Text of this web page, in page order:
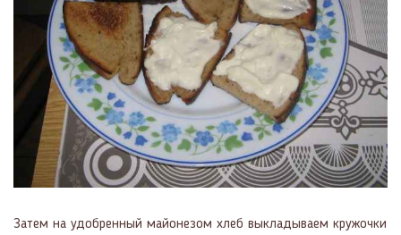
Затем на удобренный майонезом хлеб выкладываем кружочки